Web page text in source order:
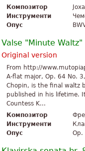
Композитор
Инструменти
Опус
Valse "Minute Waltz"
Original version
From http://
A-flat major, Op. 64 No.
Chopin, is the final waltz
published in his lifetime.
Countess K...
Композитор
Инструменти
Опус
Op.